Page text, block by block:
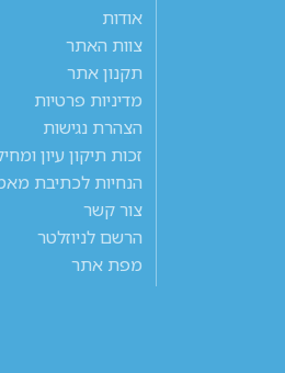
אודות
צוות האתר
תקנון אתר
מדיניות פרטיות
הצהרת נגישות
זכות תיקון עיון
הנחיות לכתיבת
צור קשר
הרשם לניוזלטר
מפת אתר